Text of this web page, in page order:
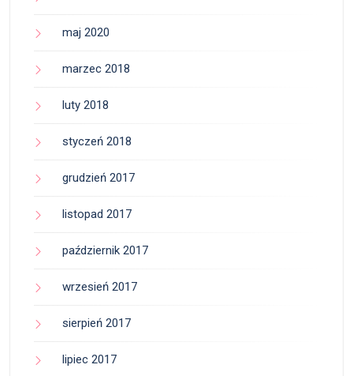
maj 2020
marzec 2018
luty 2018
styczeń 2018
grudzień 2017
listopad 2017
październik 2017
wrzesień 2017
sierpień 2017
lipiec 2017